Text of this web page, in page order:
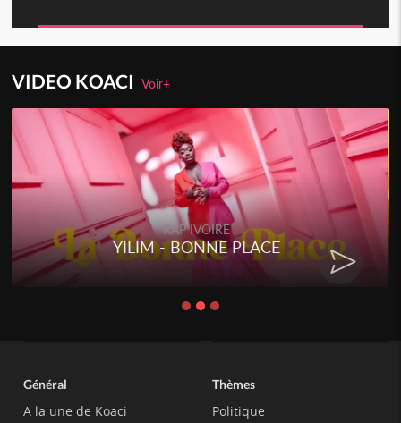
VIDEO KOACIVoir+
RAP IVOIRE
YILIM - BONNE PLACE
Général
A la une de Koaci
Thèmes
Politique